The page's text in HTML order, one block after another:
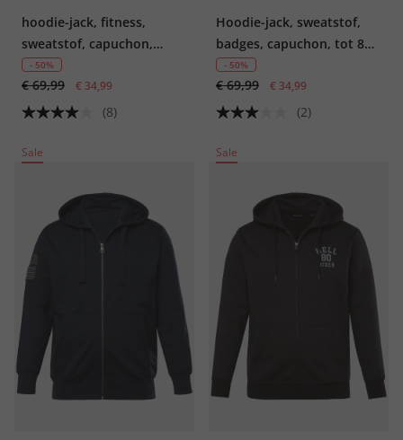
hoodie-jack, fitness,
sweatstof, capuchon,
prints
- 50%
€ 69,99 € 34,99
(8)
Hoodie-jack, sweatstof,
badges, capuchon, tot 8
XL- 50%
€ 69,99 € 34,99
(2)
Sale Sale